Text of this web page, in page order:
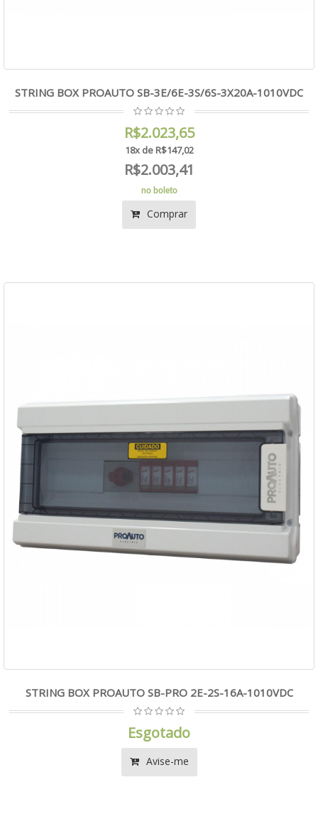
STRING BOX PROAUTO SB-3E/6E-3S/6S-3X20A-1010VDC
R$2.023,65
18x de R$147,02
R$2.003,41
no boleto
Comprar
STRING BOX PROAUTO SB-PRO 2E-2S-16A-1010VDC
Esgotado
Avise-me